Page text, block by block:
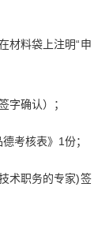
材料袋上注明“申
字确认）；
考核表》1份；
术职务的专家)签